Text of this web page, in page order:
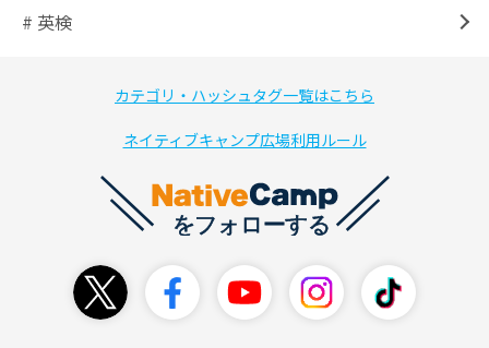
# 英検
カテゴリ・ハッシュタグ一覧はこちら
ネイティブキャンプ広場利用ルール